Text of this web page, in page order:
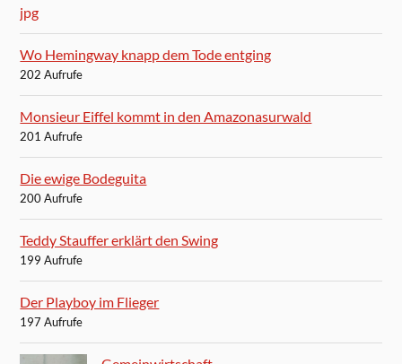
Wo Hemingway knapp dem Tode entging
202 Aufrufe
Monsieur Eiffel kommt in den Amazonasurwald
201 Aufrufe
Die ewige Bodeguita
200 Aufrufe
Teddy Stauffer erklärt den Swing
199 Aufrufe
Der Playboy im Flieger
197 Aufrufe